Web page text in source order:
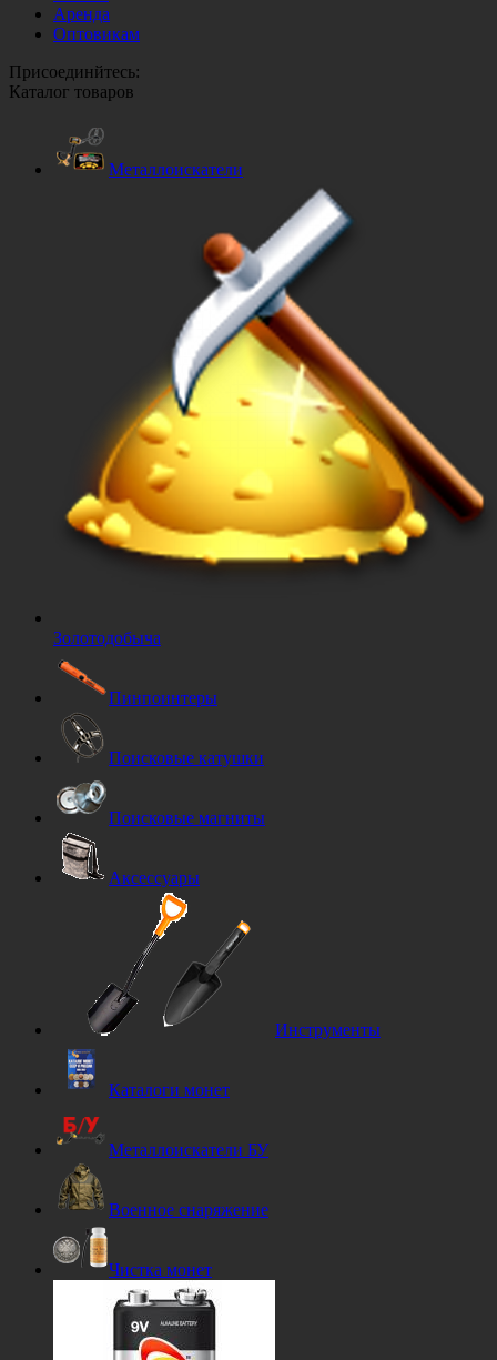
Аренда
Оптовикам
Присоединйтесь:
Каталог товаров
Металлоискатели
Золотодобыча
Пинпоинтеры
Поисковые катушки
Поисковые магниты
Аксессуары
Инструменты
Каталоги монет
Металлоискатели БУ
Военное снаряжение
Чистка монет